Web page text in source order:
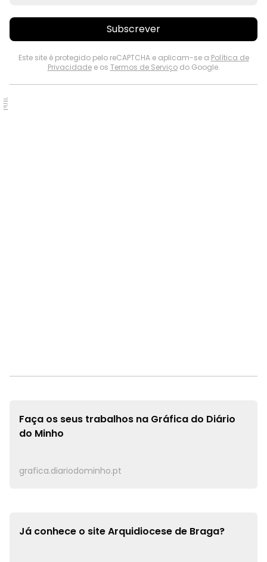
Subscrever
Este site é protegido pelo reCAPTCHA e aplicam-se a Política de
Privacidadee os Termos de Serviçodo Google.
PUB.
Faça os seus trabalhos na Gráfica do Diário
do Minho
grafica.diariodominho.pt
Já conhece o siteArquidiocese de Braga?